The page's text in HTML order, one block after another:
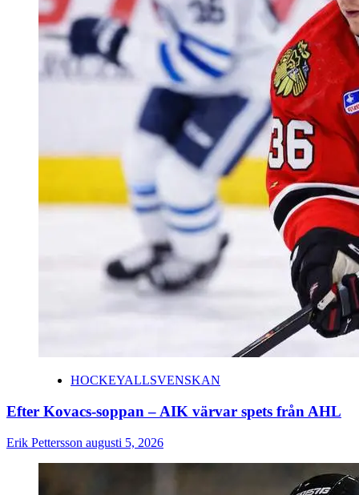
HOCKEYALLSVENSKAN
Efter Kovacs-soppan – AIK värvar spets från AHL
Erik Pettersson augusti 5, 2026